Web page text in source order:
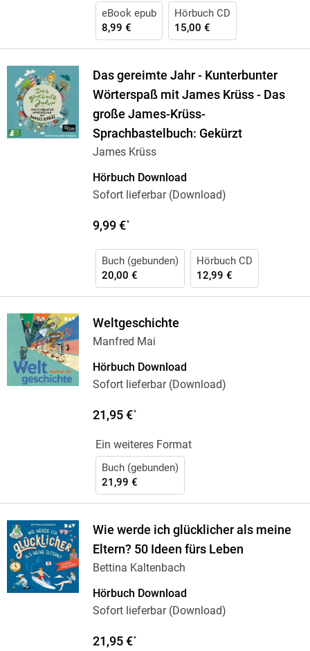
eBook epub
8,99 €
Hörbuch CD
15,00 €
Das gereimte Jahr - Kunterbunter
Wörterspaß mit James Krüss - Das
große James-Krüss-
Sprachbastelbuch: Gekürzt
James Krüss
Hörbuch Download
Sofort lieferbar (Download)
9,99 €*
Buch (gebunden)
20,00 €
Hörbuch CD
12,99 €
Weltgeschichte
Manfred Mai
Hörbuch Download
Sofort lieferbar (Download)
21,95 €*
Ein weiteres Format
Buch (gebunden)
21,99 €
Wie werde ich glücklicher als meine
Eltern? 50 Ideen fürs Leben
Bettina Kaltenbach
Hörbuch Download
Sofort lieferbar (Download)
21,95 €*